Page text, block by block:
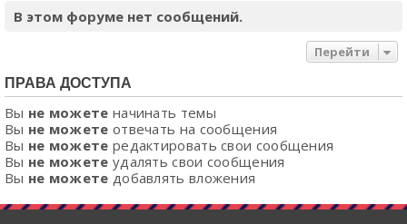
В этом форуме нет сообщений.
Перейти
ПРАВА ДОСТУПА
Вы не можете начинать темы
Вы не можете отвечать на сообщения
Вы не можете редактировать свои сообщения
Вы не можете удалять свои сообщения
Вы не можете добавлять вложения